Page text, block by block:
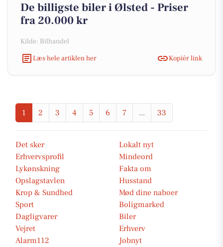
De billigste biler i Ølsted - Priser
fra 20.000 kr
Kilde: Bilhandel
Læs hele artiklen her
Kopiér link
1 2 3 4 5 6 7 ... 33
Det sker
Lokalt nyt
Erhvervsprofil
Mindeord
Lykønskning
Fakta om
Opslagstavlen
Husstand
Krop & Sundhed
Mød dine naboer
Sport
Boligmarked
Dagligvarer
Biler
Vejret
Erhverv
Alarm112
Jobnyt